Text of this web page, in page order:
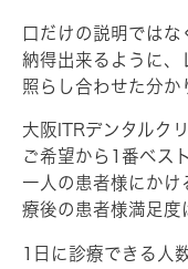
口だけの説明では
納得出来るように、
照らし合わせた分か
大阪ITRデンタルク
ご希望から1番ベス
一人の患者様にか
療後の患者様満足度
1日に診療できる人